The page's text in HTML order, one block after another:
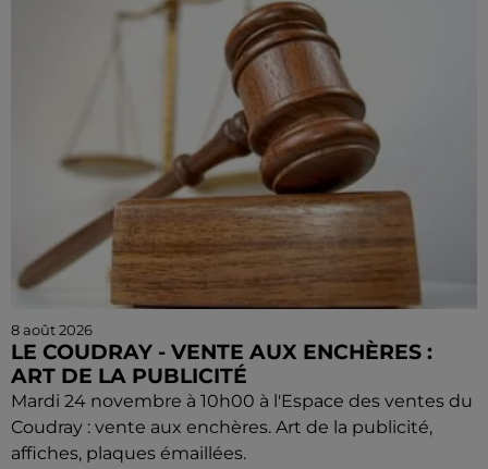
8 août 2026
LE COUDRAY - VENTE AUX ENCHÈRES :
ART DE LA PUBLICITÉ
Mardi 24 novembre à 10h00 à l'Espace des ventes du
Coudray : vente aux enchères. Art de la publicité,
affiches, plaques émaillées.